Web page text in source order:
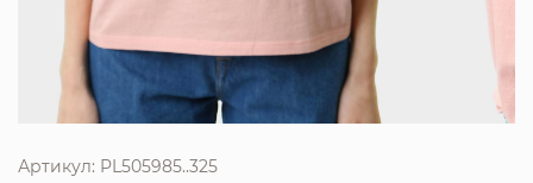
Артикул: PL505985..325